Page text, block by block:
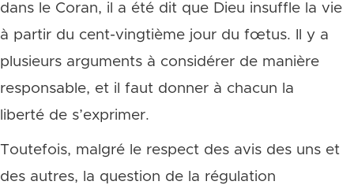
dans le Coran, il a été dit que Dieu insuffle la vie
à partir du cent-vingtième jour du fœtus. Il y a
plusieurs arguments à considérer de manière
responsable, et il faut donner à chacun la
liberté de s’exprimer.
Toutefois, malgré le respect des avis des uns et
des autres, la question de la régulation